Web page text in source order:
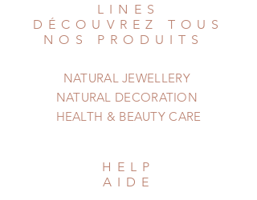
LINES
DÉCOUVREZ TOUS
NOS PRODUITS
NATURAL JEWELLERY
NATURAL DECORATION
HEALTH & BEAUTY CARE
HELP
AIDE